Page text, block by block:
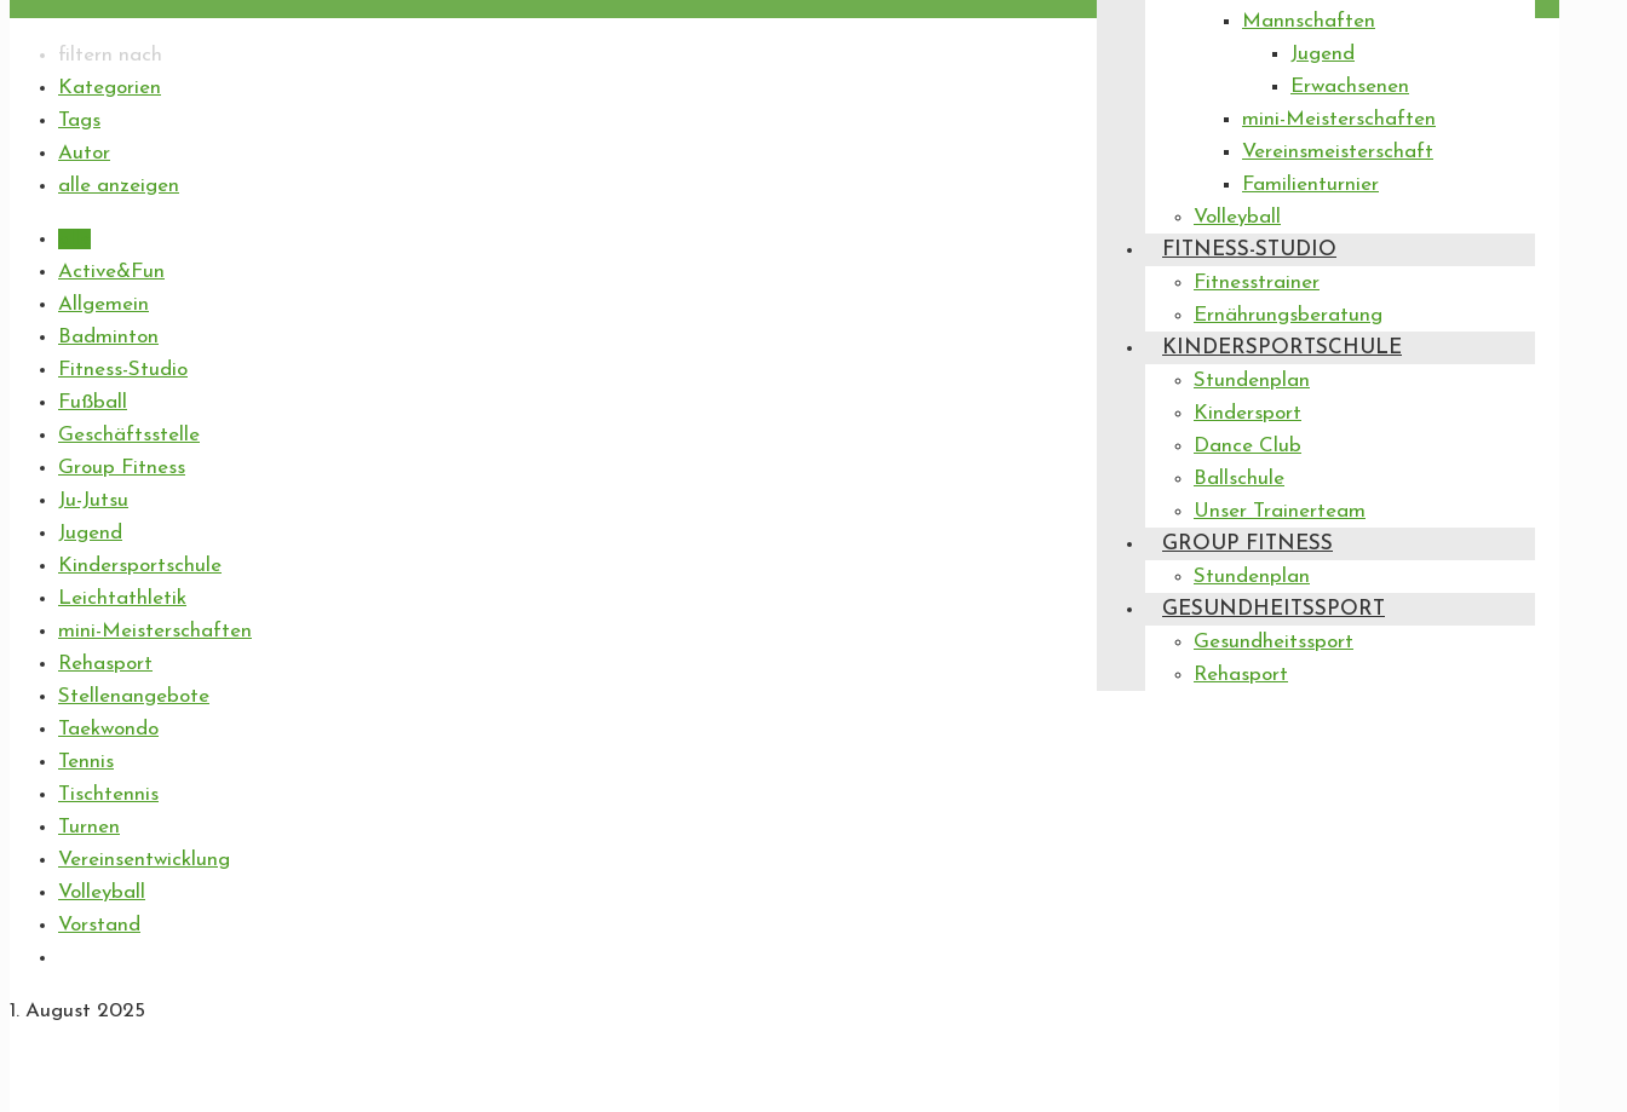
Mannschaften
Jugend
Erwachsenen
mini-Meisterschaften
Vereinsmeisterschaft
Familienturnier
Volleyball
FITNESS-STUDIO
Fitnesstrainer
Ernährungsberatung
KINDERSPORTSCHULE
Stundenplan
Kindersport
Dance Club
Ballschule
Unser Trainerteam
GROUP FITNESS
Stundenplan
GESUNDHEITSSPORT
Gesundheitssport
Rehasport
filtern nach
Kategorien
Tags
Autor
alle anzeigen
Active&Fun
Allgemein
Badminton
Fitness-Studio
Fußball
Geschäftsstelle
Group Fitness
Ju-Jutsu
Jugend
Kindersportschule
Leichtathletik
mini-Meisterschaften
Rehasport
Stellenangebote
Taekwondo
Tennis
Tischtennis
Turnen
Vereinsentwicklung
Volleyball
Vorstand
1. August 2025